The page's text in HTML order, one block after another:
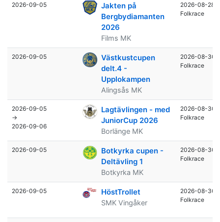
2026-09-05
Jakten på
Bergbydiamanten
2026
Films MK
2026-08-28
Folkrace
2026-09-05
Västkustcupen
delt.4 -
Upplokampen
Alingsås MK
2026-08-30
Folkrace
2026-09-05
→
2026-09-06
Lagtävlingen - med
JuniorCup 2026
Borlänge MK
2026-08-30
Folkrace
2026-09-05
Botkyrka cupen -
Deltävling 1
Botkyrka MK
2026-08-30
Folkrace
2026-09-05 HöstTrollet
SMK Vingåker
2026-08-30
Folkrace